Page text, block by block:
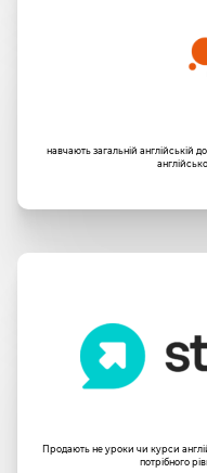
навчають загальній англійській
Продають не уроки чи курси
потрібного